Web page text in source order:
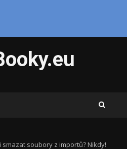
soubory z importů? Nikdy!